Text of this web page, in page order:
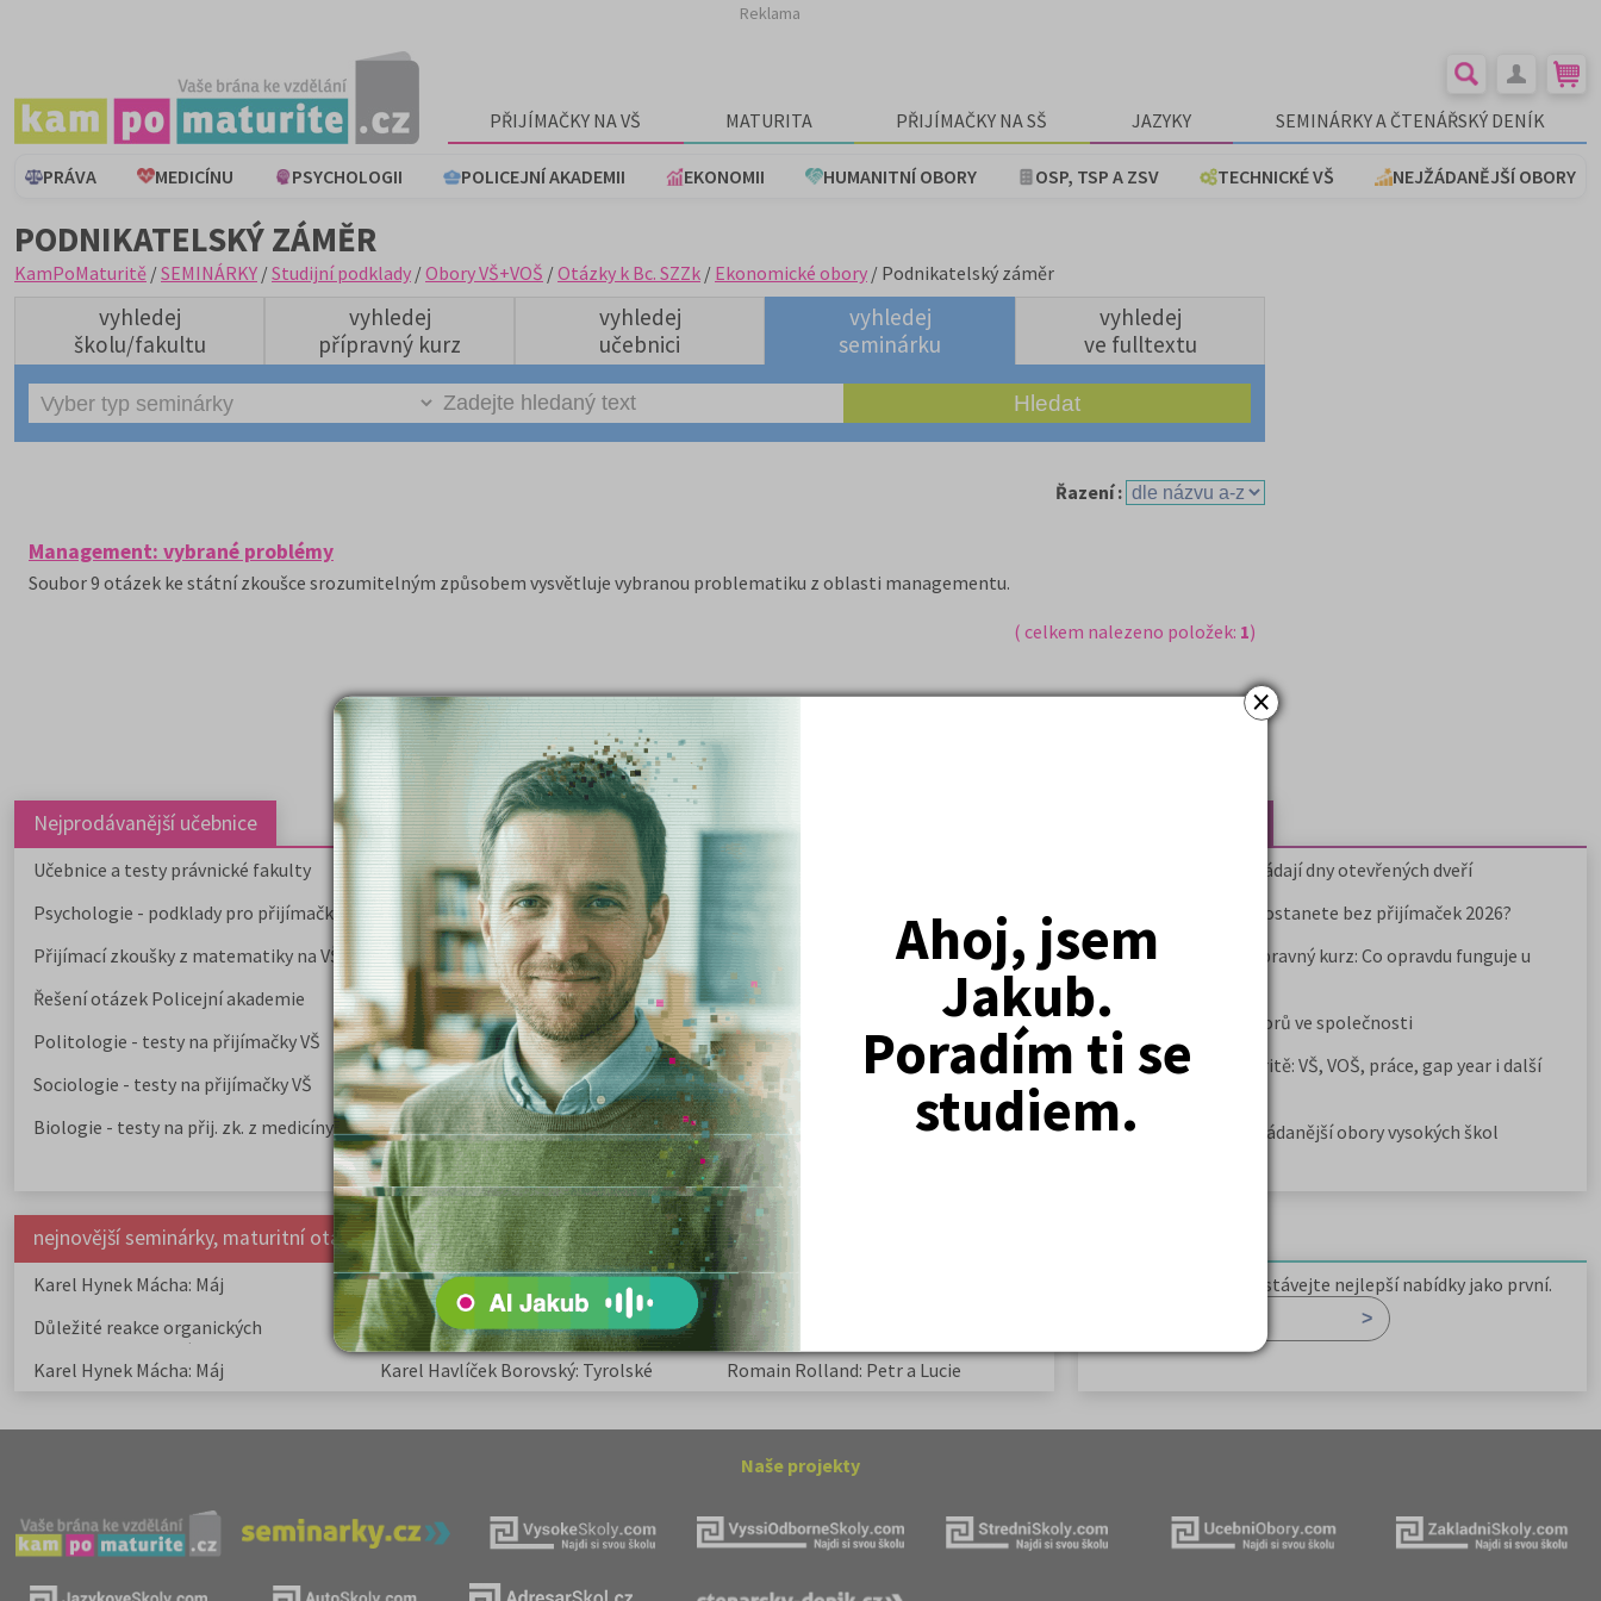
×
Ahoj, jsem
Jakub.
Poradím ti se
studiem.
Reklama
PŘIJÍMAČKY NA VŠ MATURITA PŘIJÍMAČKY NA SŠ JAZYKY SEMINÁRKY A ČTENÁŘSKÝ DENÍK
PRÁVA MEDICÍNU PSYCHOLOGII POLICEJNÍ AKADEMII EKONOMII HUMANITNÍ OBORY OSP, TSP A ZSV TECHNICKÉ VŠ NEJŽÁDANĚJŠÍ OBORY
PODNIKATELSKÝ ZÁMĚR
KamPoMaturitě /SEMINÁRKY /Studijní podklady /Obory VŠ+VOŠ /Otázky k Bc. SZZk / Ekonomické obory / Podnikatelský záměr
vyhledej
školu/fakultu
vyhledej
přípravný kurz
vyhledej
učebnici
vyhledej
seminárku
vyhledej
ve fulltextu
Řazení :
Management: vybrané problémy
Soubor 9 otázek ke státní zkoušce srozumitelným způsobem vysvětluje vybranou problematiku z oblasti managementu.
( celkem nalezeno položek: 1)
Nejprodávanější učebnice
Učebnice a testy právnické fakulty
Psychologie - podklady pro přijímačky
Přijímací zkoušky z matematiky na VŠE Praha
Řešení otázek Policejní akademie
Politologie - testy na přijímačky VŠ
Sociologie - testy na přijímačky VŠ
Biologie - testy na přij. zk. z medicíny
Nejžádanější kurzy
Právnické fakulty
Psychologie
Lékařské fakulty, farmacie
Společenské a human. vědy
Ekonomické fakulty
Žurnalistika
Politologie a mezinár. vztahy
Policejní akademie
Kdy vysoké školy pořádají dny otevřených dveří
Na které fakulty se dostanete bez přijímaček 2026?
Samostudium vs. přípravný kurz: Co opravdu funguje u
Prestiž a vnímání oborů ve společnosti
Rozcestník po maturitě: VŠ, VOŠ, práce, gap year i další
Jak se dostat na nejžádanější obory vysokých škol
nejnovější seminárky, maturitní otázky a čtenářsky deník
Karel Hynek Mácha: Máj
Karel Havlíček Borovský: Tyrolské
elegie
Kritika hry M. L. King v Salesiánském
divadle
Důležité reakce organických
sloučenin a jejich význam
Zákonitosti v elektronové struktuře
Základní charakteristiky obyvatelstva
a geografie sídel
Karel Hynek Mácha: Máj
Karel Havlíček Borovský: Tyrolské
Romain Rolland: Petr a Lucie
Zaregistrujte se a dostávejte nejlepší nabídky jako první.
Naše projekty